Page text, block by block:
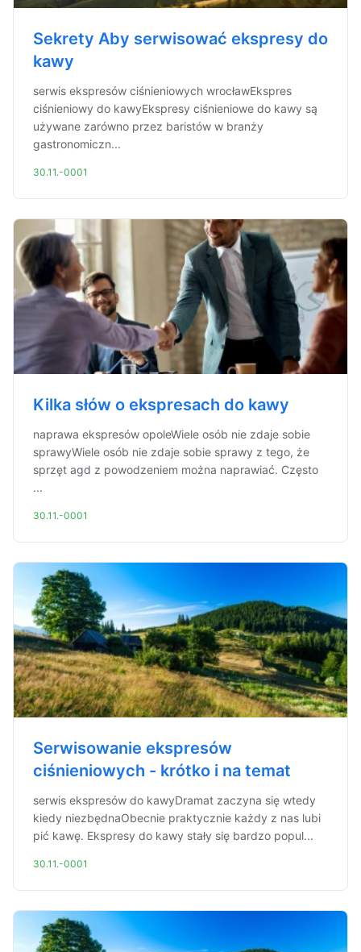
Sekrety Aby serwisować ekspresy do
kawy
serwis ekspresów ciśnieniowych wrocławEkspres
ciśnieniowy do kawyEkspresy ciśnieniowe do kawy są
używane zarówno przez baristów w branży
gastronomiczn...
30.11.-0001
Kilka słów o ekspresach do kawy
naprawa ekspresów opoleWiele osób nie zdaje sobie
sprawyWiele osób nie zdaje sobie sprawy z tego, że
sprzęt agd z powodzeniem można naprawiać. Często
...
30.11.-0001
Serwisowanie ekspresów
ciśnieniowych - krótko i na temat
serwis ekspresów do kawyDramat zaczyna się wtedy
kiedy niezbędnaObecnie praktycznie każdy z nas lubi
pić kawę. Ekspresy do kawy stały się bardzo popul...
30.11.-0001